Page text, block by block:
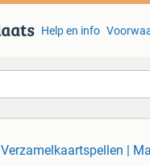
Help en info
Verzamelkaartspellen |